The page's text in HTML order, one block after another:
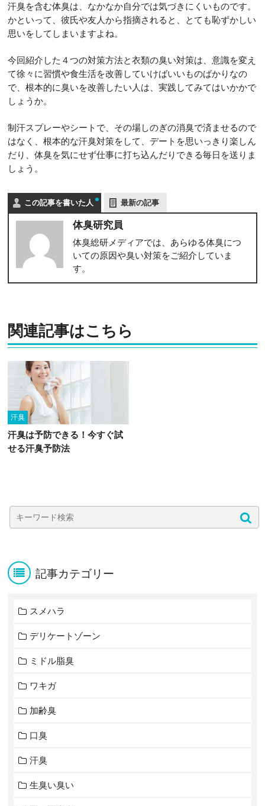
汗臭を含む体臭は、なかなか自分では気づきにくいものです。
かといって、彼氏や友人から指摘されると、とても恥ずかしい
思いをしてしまいますよね。
今回紹介した４つの対策方法と衣類の臭い対策は、意識を変え
て徐々に習慣や食生活を改善していけばいいものばかりなの
で、根本的に臭いを改善したい人は、実践してみてはいかかで
しょうか。
制汗スプレーやシートで、その場しのぎの消臭で済ませるので
はなく、根本的な汗臭対策をして、デートを思いっきり楽しん
だり、体臭を気にせず仕事に打ち込んだりできる毎日を送りま
しょう。
この記事を書いた人 最新の記事
体臭研究員
体臭総研メディアでは、あらゆる体臭につ
いての原因や臭い対策をご紹介していま
す。
関連記事はこちら
汗臭
汗臭は予防できる！今すぐ試
せる汗臭予防法
記事カテゴリー
スメハラ
デリケートゾーン
ミドル脂臭
ワキガ
加齢臭
口臭
汗臭
生臭い臭い